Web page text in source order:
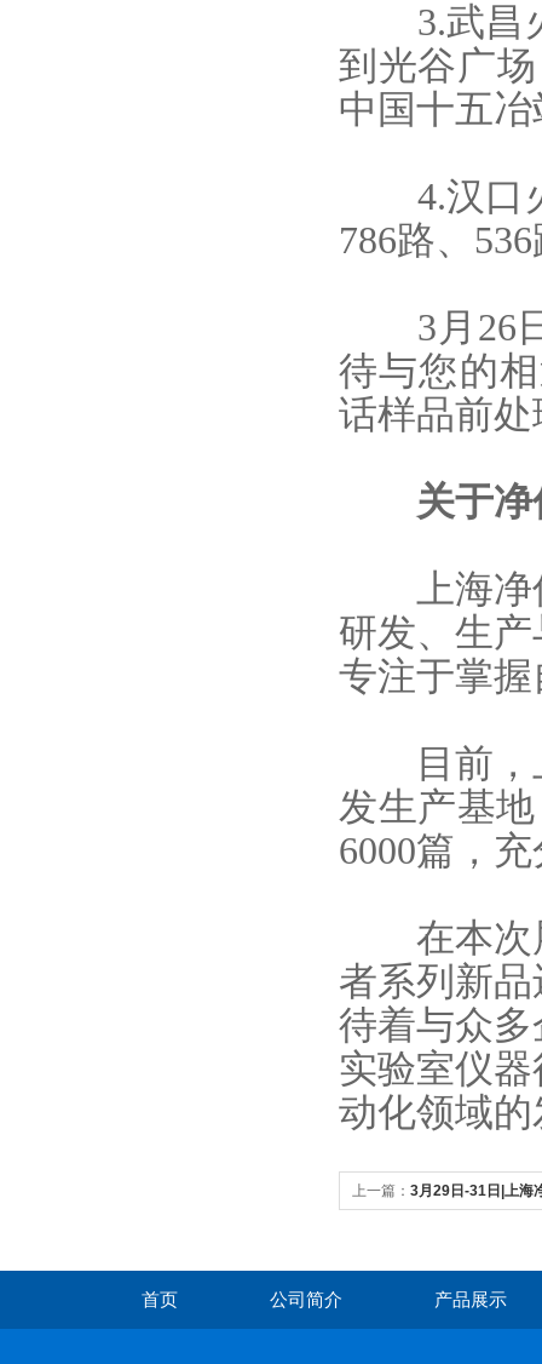
3.武昌火
到光谷广
中国十五冶
4.汉口火
786路、
3月26
待与您的
话样品前
关于净
上海净信
研发、生
专注于掌
目前
发生产基
6000篇，
在本次展
者系列新
待着与众
实验室仪
动化领域
上一篇： 3月29日-31日|上海
首页 公司简介 产品展示